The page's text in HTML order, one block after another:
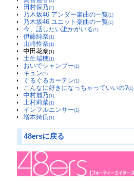
田村保乃(2)
乃木坂46 アンダー楽曲の一覧(1)
乃木坂46 ユニット楽曲の一覧(1)
今、話したい誰かがいる(1)
伊藤純奈(1)
山崎怜奈(1)
中田花奈(1)
土生瑞穂(1)
おいでシャンプー(1)
キュン(1)
ぐるぐるカーテン(1)
こんなに好きになっちゃっていいの?(1)
中村麗乃(1)
上村莉菜(1)
インフルエンサー(1)
増本綺良 (1)
48ersに戻る